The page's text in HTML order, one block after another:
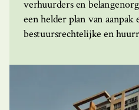
verhuurders en
een helder plan van aanpak
bestuursrechtelijke en